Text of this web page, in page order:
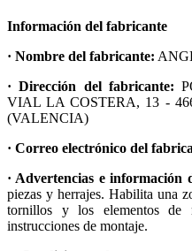
Información del fabricante
· Nombre del fabricante:
· Dirección del fabricante:
VIAL LA COSTERA, 13 -
(VALENCIA)
· Correo electrónico del
· Advertencias e información
piezas y herrajes. Habilita una
tornillos y los elementos de
instrucciones de montaje.